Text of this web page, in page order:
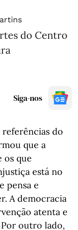
do Centro
Siga-nos
referências do
que a
os que
está no
pensa e
A democracia
atenta e
outro lado,